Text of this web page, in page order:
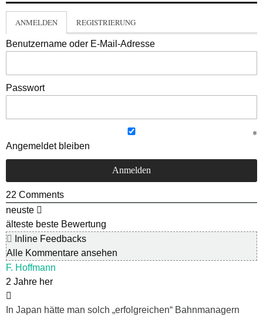
ANMELDEN REGISTRIERUNG
Benutzername oder E-Mail-Adresse
Passwort
Angemeldet bleiben
22 Comments
neuste
älteste beste Bewertung
Inline Feedbacks
Alle Kommentare ansehen
F. Hoffmann
2 Jahre her
In Japan hätte man solch „erfolgreichen“ Bahnmanagern